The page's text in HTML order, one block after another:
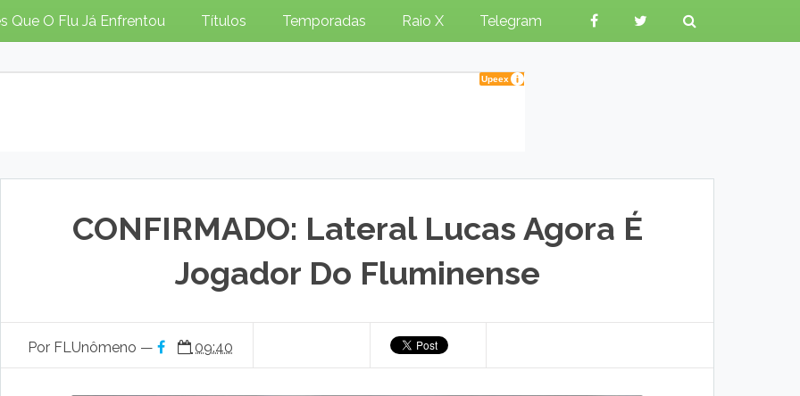
Que O Flu Já Enfrentou Títulos Temporadas Raio X Telegram
CONFIRMADO: Lateral Lucas Agora É
Jogador Do Fluminense
Por FLUnômeno — 09:40